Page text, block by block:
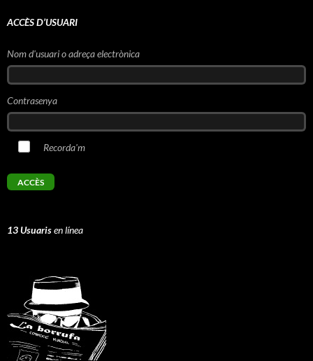
ACCÈS D’USUARI
Nom d'usuari o adreça electrònica
Contrasenya
Recorda'm
13 Usuarisen línea